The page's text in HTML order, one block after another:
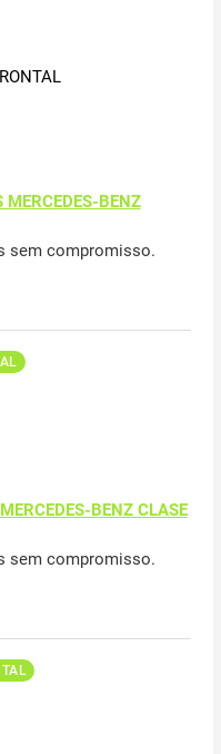
MERCEDES-BENZ
sem compromisso.
BENZ CLASE
sem compromisso.